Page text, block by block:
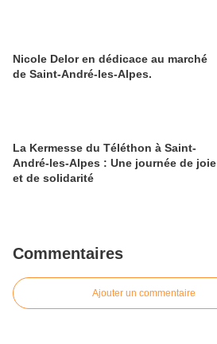
Nicole Delor en dédicace au marché
de Saint-André-les-Alpes.
La Kermesse du Téléthon à Saint-
André-les-Alpes : Une journée de joie
et de solidarité
Commentaires
Ajouter un commentaire